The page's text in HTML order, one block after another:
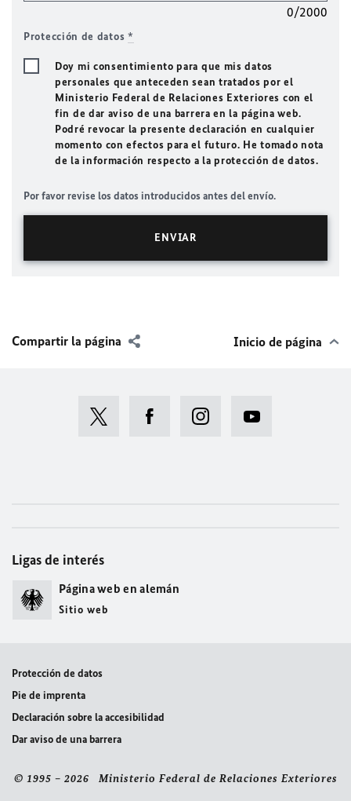
0/2000
Protección de datos *
Doy mi consentimiento para que mis datos
personales que anteceden sean tratados por el
Ministerio Federal de Relaciones Exteriores con el
fin de dar aviso de una barrera en la página web.
Podré revocar la presente declaración en cualquier
momento con efectos para el futuro. He tomado nota
de la información respecto a la protección de datos.
Por favor revise los datos introducidos antes del envío.
Compartir la página Inicio de página
Ligas de interés
Página web en alemán
Sitio web
Protección de datos
Pie de imprenta
Declaración sobre la accesibilidad
Dar aviso de una barrera
© 1995 – 2026 Ministerio Federal de Relaciones Exteriores